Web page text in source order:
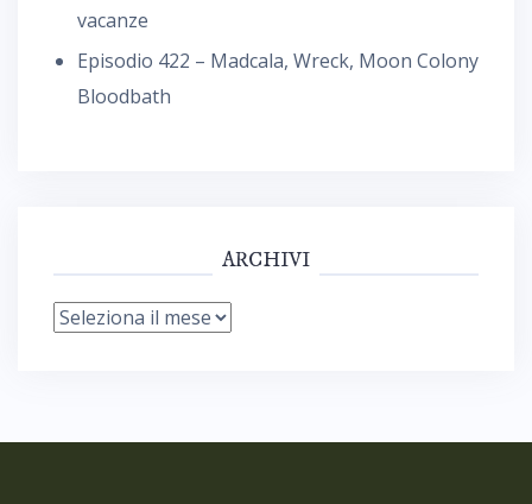
vacanze
Episodio 422 – Madcala, Wreck, Moon Colony
Bloodbath
ARCHIVI
Archivi